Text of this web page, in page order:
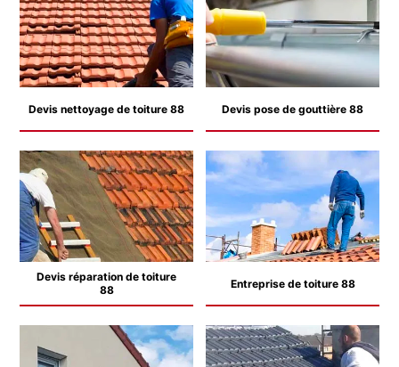
Devis nettoyage de toiture 88 Devis pose de gouttière 88
Devis réparation de toiture
88
Entreprise de toiture 88